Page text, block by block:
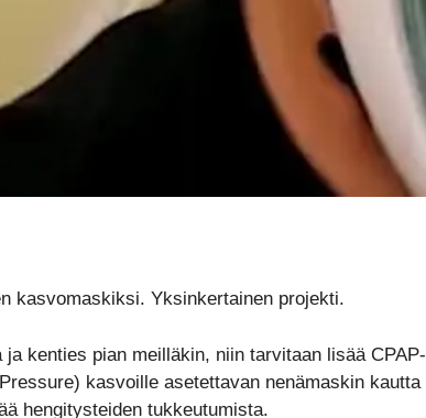
kasvomaskiksi. Yksinkertainen projekti.
kenties pian meilläkin, niin tarvitaan lisää CPAP-
kasvoille asetettavan nenämaskin kautta
hengitysteiden tukkeutumista.